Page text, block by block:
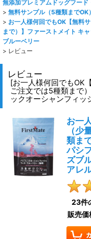
無添加プレミアムドッグフー
> 無料サンプル（5種類までOK）
> お一人様何回でもOK【無料
まで）】ファーストメイト キ
ブルーベリー
> レビュー
レビュー
[お一人様何回でもOK
ご注文では5種類まで
ックオーシャンフィッ
お一
（少
類ま
パシ
ズブ
アレ
23件
販売価